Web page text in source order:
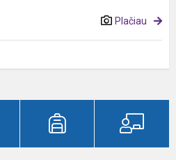
Plačiau